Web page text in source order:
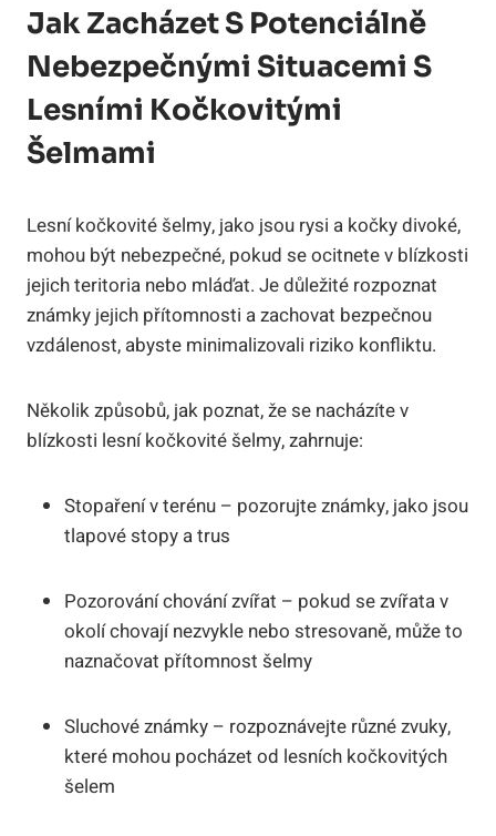
Jak Zacházet S Potenciálně
Nebezpečnými Situacemi S
Lesními Kočkovitými
Šelmami
Lesní kočkovité šelmy, jako jsou rysi a kočky divoké,
mohou být nebezpečné, pokud se ocitnete v blízkosti
jejich teritoria nebo mláďat. Je důležité rozpoznat
známky jejich přítomnosti a zachovat bezpečnou
vzdálenost, abyste minimalizovali riziko konfliktu.
Několik způsobů, jak poznat, že se nacházíte v
blízkosti lesní kočkovité šelmy, zahrnuje:
Stopaření v terénu – pozorujte známky, jako jsou
tlapové stopy a trus
Pozorování chování zvířat – pokud se zvířata v
okolí chovají nezvykle nebo stresovaně, může to
naznačovat přítomnost šelmy
Sluchové známky – rozpoznávejte různé zvuky,
které mohou pocházet od lesních kočkovitých
šelem